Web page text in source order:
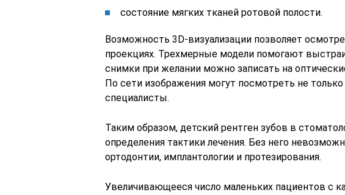
состояние мягких тканей ротовой полости.
Возможность 3D-визуализации позволяет
проекциях. Трехмерные модели помогают
снимки при желании можно записать на
По сети изображения могут посмотреть не только
специалисты.
Таким образом, детский рентген зубов в
определения тактики лечения. Без него
ортодонтии, имплантологии и протезирования.
Увеличивающееся число маленьких пациентов с